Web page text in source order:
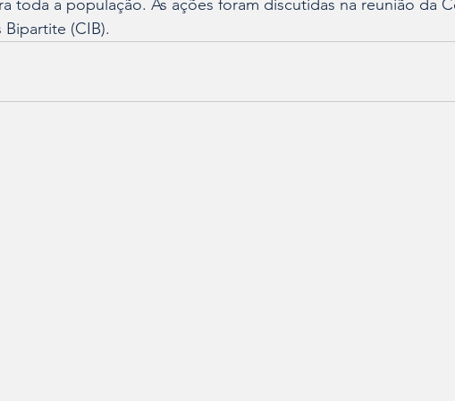
toda a população. As ações foram discutidas na reunião da
(CIB).